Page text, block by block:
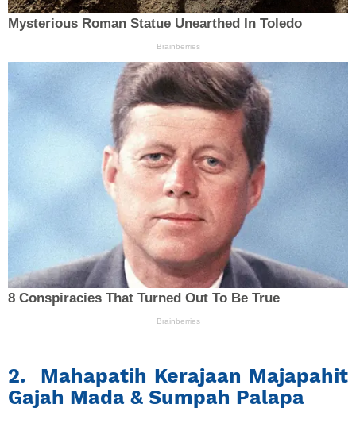
2. Mahapatih Kerajaan Majapahit
Gajah Mada & Sumpah Palapa